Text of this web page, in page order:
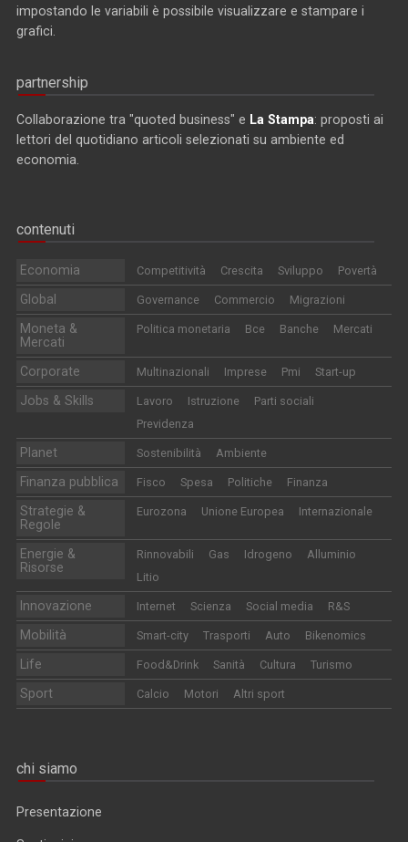
impostando le variabili è possibile visualizzare e stampare i
grafici.
partnership
Collaborazione tra "quoted business" e La Stampa: proposti ai
lettori del quotidiano articoli selezionati su ambiente ed
economia.
contenuti
Economia Competitività Crescita Sviluppo Povertà
Global Governance Commercio Migrazioni
Moneta &
Mercati
Politica monetaria Bce Banche Mercati
Corporate Multinazionali Imprese Pmi Start-up
Jobs & Skills Lavoro Istruzione
Parti sociali
Previdenza
Planet Sostenibilità Ambiente
Finanza pubblica Fisco Spesa Politiche Finanza
Strategie &
Regole
Eurozona Unione Europea Internazionale
Energie &
Risorse
Rinnovabili Gas Idrogeno
Alluminio
Litio
Innovazione Internet Scienza Social media R&S
Mobilità Smart-city Trasporti Auto Bikenomics
Life Food&Drink Sanità Cultura Turismo
Sport Calcio Motori Altri sport
chi siamo
Presentazione